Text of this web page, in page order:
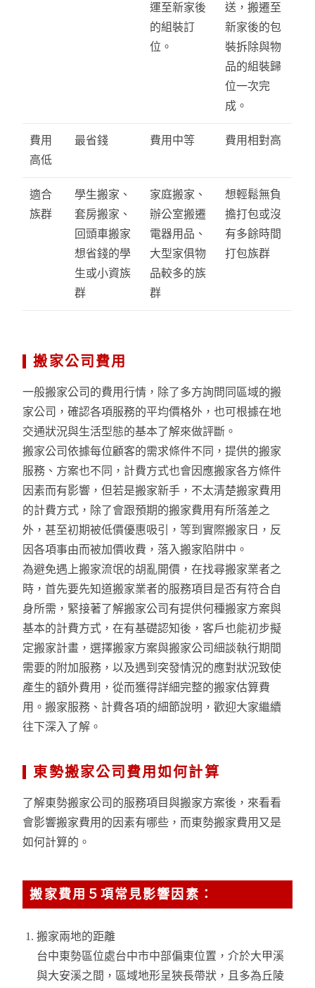
運至新家後
的組裝訂
位。
送，搬遷至
新家後的包
裝拆除與物
品的組裝歸
位一次完
成。
費用
高低
最省錢 費用中等 費用相對高
適合
族群
學生搬家、
套房搬家、
回頭車搬家
想省錢的學
生或小資族
群
家庭搬家、
辦公室搬遷
電器用品、
大型家俱物
品較多的族
群
想輕鬆無負
擔打包或沒
有多餘時間
打包族群
搬家公司費用
一般搬家公司的費用行情，除了多方詢問同區域的搬
家公司，確認各項服務的平均價格外，也可根據在地
交通狀況與生活型態的基本了解來做評斷。
搬家公司依據每位顧客的需求條件不同，提供的搬家
服務、方案也不同，計費方式也會因應搬家各方條件
因素而有影響，但若是搬家新手，不太清楚搬家費用
的計費方式，除了會跟預期的搬家費用有所落差之
外，甚至初期被低價優惠吸引，等到實際搬家日，反
因各項事由而被加價收費，落入搬家陷阱中。
為避免遇上搬家流氓的胡亂開價，在找尋搬家業者之
時，首先要先知道搬家業者的服務項目是否有符合自
身所需，緊接著了解搬家公司有提供何種搬家方案與
基本的計費方式，在有基礎認知後，客戶也能初步擬
定搬家計畫，選擇搬家方案與搬家公司細談執行期間
需要的附加服務，以及遇到突發情況的應對狀況致使
產生的額外費用，從而獲得詳細完整的搬家估算費
用。搬家服務、計費各項的細節說明，歡迎大家繼續
往下深入了解。
東勢搬家公司費用如何計算
了解東勢搬家公司的服務項目與搬家方案後，來看看
會影響搬家費用的因素有哪些，而東勢搬家費用又是
如何計算的。
搬家費用５項常見影響因素：
搬家兩地的距離
台中東勢區位處台中市中部偏東位置，介於大甲溪
與大安溪之間，區域地形呈狹長帶狀，且多為丘陵